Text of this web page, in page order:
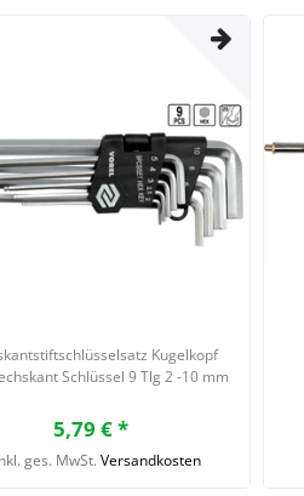
Kugelkopf
Schlüssel 9 Tlg 2 -10 mm
5,79 € *
ges. MwSt. Versandkosten